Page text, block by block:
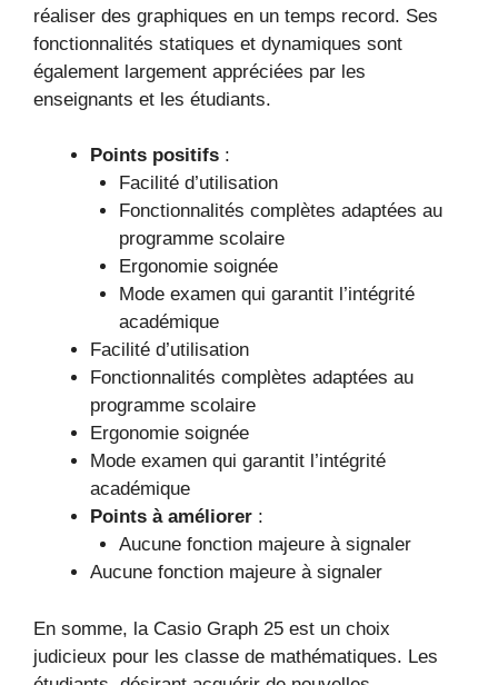
réaliser des graphiques en un temps record. Ses
fonctionnalités statiques et dynamiques sont
également largement appréciées par les
enseignants et les étudiants.
Points positifs :
Facilité d’utilisation
Fonctionnalités complètes adaptées au
programme scolaire
Ergonomie soignée
Mode examen qui garantit l’intégrité
académique
Facilité d’utilisation
Fonctionnalités complètes adaptées au
programme scolaire
Ergonomie soignée
Mode examen qui garantit l’intégrité
académique
Points à améliorer :
Aucune fonction majeure à signaler
Aucune fonction majeure à signaler
En somme, la Casio Graph 25 est un choix
judicieux pour les classe de mathématiques. Les